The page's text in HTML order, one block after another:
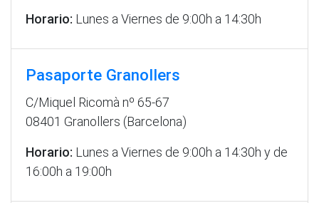
Horario: Lunes a Viernes de 9:00h a 14:30h
Pasaporte Granollers
C/Miquel Ricomà nº 65-67
08401 Granollers (Barcelona)
Horario: Lunes a Viernes de 9:00h a 14:30h y de
16:00h a 19:00h